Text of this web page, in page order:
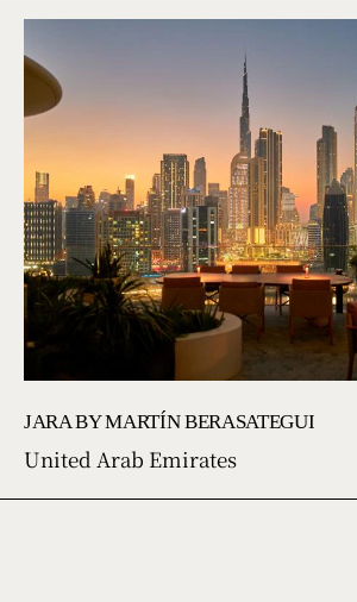
JARA BY MARTÍN BERASATEGUI
United Arab Emirates